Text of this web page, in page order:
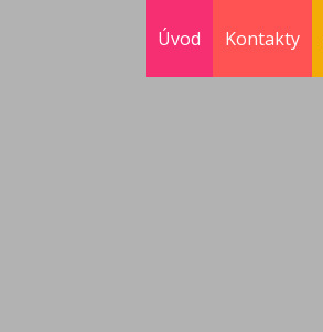
Úvod Kontakty